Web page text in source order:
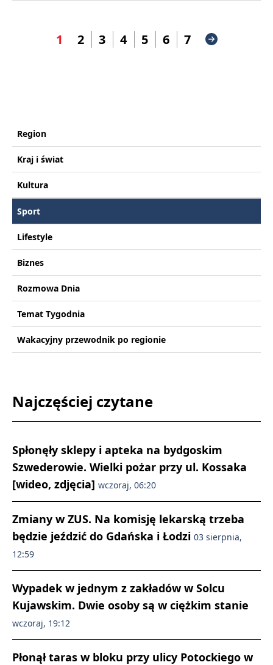
1 2 3 4 5 6 7
Region
Kraj i świat
Kultura
Sport
Lifestyle
Biznes
Rozmowa Dnia
Temat Tygodnia
Wakacyjny przewodnik po regionie
Najczęściej czytane
Spłonęły sklepy i apteka na bydgoskim
Szwederowie. Wielki pożar przy ul. Kossaka
[wideo, zdjęcia] wczoraj, 06:20
Zmiany w ZUS. Na komisję lekarską trzeba
będzie jeździć do Gdańska i Łodzi 03 sierpnia,
12:59
Wypadek w jednym z zakładów w Solcu
Kujawskim. Dwie osoby są w ciężkim stanie
wczoraj, 19:12
Płonął taras w bloku przy ulicy Potockiego w